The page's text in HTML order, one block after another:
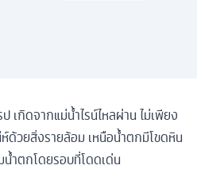
เกิดจากแม่น้ำไรน์ไหลผ่าน ไม่เพียง
ด้วยสิ่งรายล้อม เหนือน้ำตกมีโขดหิน
ำตกโดยรอบที่โดดเด่น